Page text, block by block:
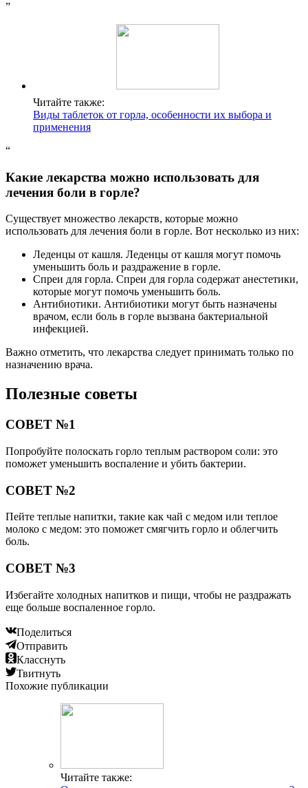
”
Читайте также:
Виды таблеток от горла, особенности их выбора и
применения
“
Какие лекарства можно использовать для
лечения боли в горле?
Существует множество лекарств, которые можно
использовать для лечения боли в горле. Вот несколько из них:
Леденцы от кашля. Леденцы от кашля могут помочь
уменьшить боль и раздражение в горле.
Спреи для горла. Спреи для горла содержат анестетики,
которые могут помочь уменьшить боль.
Антибиотики. Антибиотики могут быть назначены
врачом, если боль в горле вызвана бактериальной
инфекцией.
Важно отметить, что лекарства следует принимать только по
назначению врача.
Полезные советы
СОВЕТ №1
Попробуйте полоскать горло теплым раствором соли: это
поможет уменьшить воспаление и убить бактерии.
СОВЕТ №2
Пейте теплые напитки, такие как чай с медом или теплое
молоко с медом: это поможет смягчить горло и облегчить
боль.
СОВЕТ №3
Избегайте холодных напитков и пищи, чтобы не раздражать
еще больше воспаленное горло.
Поделиться
Отправить
Класснуть
Твитнуть
Похожие публикации
Читайте также: